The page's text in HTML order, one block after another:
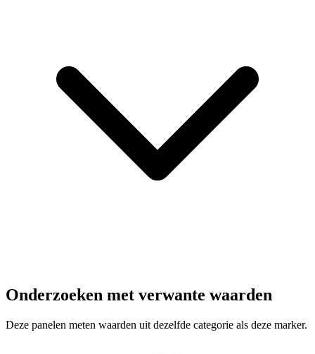
Onderzoeken met verwante waarden
Deze panelen meten waarden uit dezelfde categorie als deze marker.